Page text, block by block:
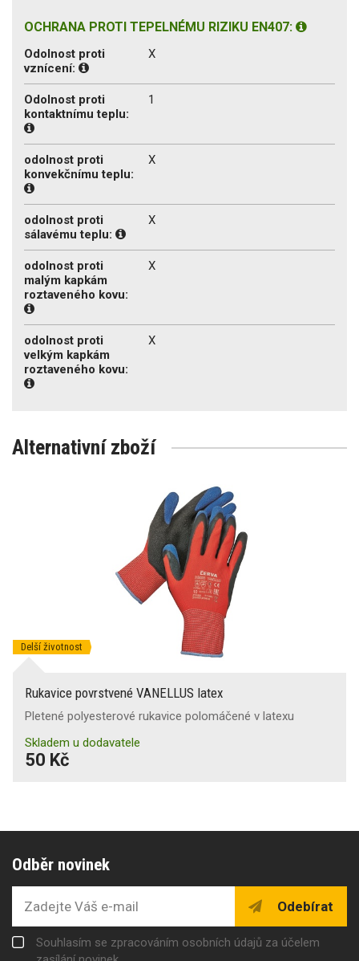
OCHRANA PROTI TEPELNÉMU RIZIKU EN407:
Odolnost proti
vznícení:
X
Odolnost proti
kontaktnímu teplu:
1
odolnost proti
konvekčnímu teplu:
X
odolnost proti
sálavému teplu:
X
odolnost proti
malým kapkám
roztaveného kovu:
X
odolnost proti
velkým kapkám
roztaveného kovu:
X
Alternativní zboží
Delší životnost
Rukavice povrstvené VANELLUS latex
Pletené polyesterové rukavice polomáčené v latexu
Skladem u dodavatele
50 Kč
Odběr novinek
Odebírat
Souhlasím se zpracováním osobních údajů za účelem